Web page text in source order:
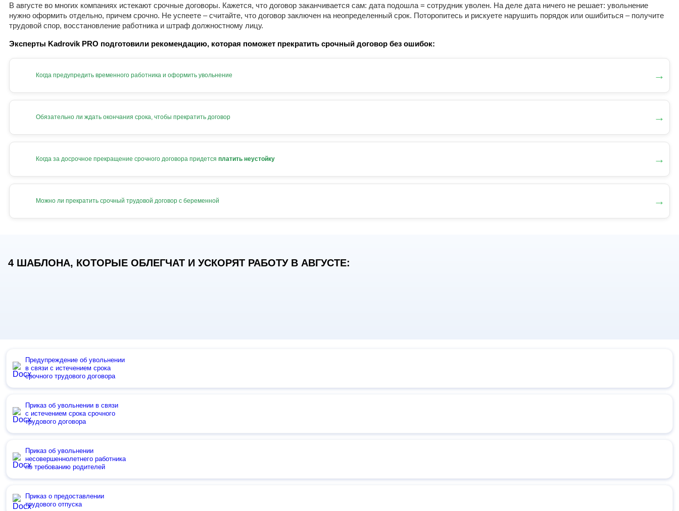
В августе во многих компаниях истекают срочные договоры. Кажется, что договор заканчивается сам: дата подошла = сотрудник уволен. На деле дата ничего не решает: увольнение
нужно оформить отдельно, причем срочно. Не успеете – считайте, что договор заключен на неопределенный срок. Поторопитесь и рискуете нарушить порядок или ошибиться – получите
трудовой спор, восстановление работника и штраф должностному лицу.
Эксперты Kadrovik PRO подготовили рекомендацию, которая поможет прекратить срочный договор без ошибок:
Когда предупредить временного работника и оформить увольнение →
Обязательно ли ждать окончания срока, чтобы прекратить договор →
Когда за досрочное прекращение срочного договора придется платить неустойку →
Можно ли прекратить срочный трудовой договор с беременной →
4 ШАБЛОНА, КОТОРЫЕ ОБЛЕГЧАТ И УСКОРЯТ РАБОТУ В АВГУСТЕ:
Предупреждение об увольнении
в связи с истечением срока
срочного трудового договора
Приказ об увольнении в связи
с истечением срока срочного
трудового договора
Приказ об увольнении
несовершеннолетнего работника
по требованию родителей
Приказ о предоставлении
трудового отпуска